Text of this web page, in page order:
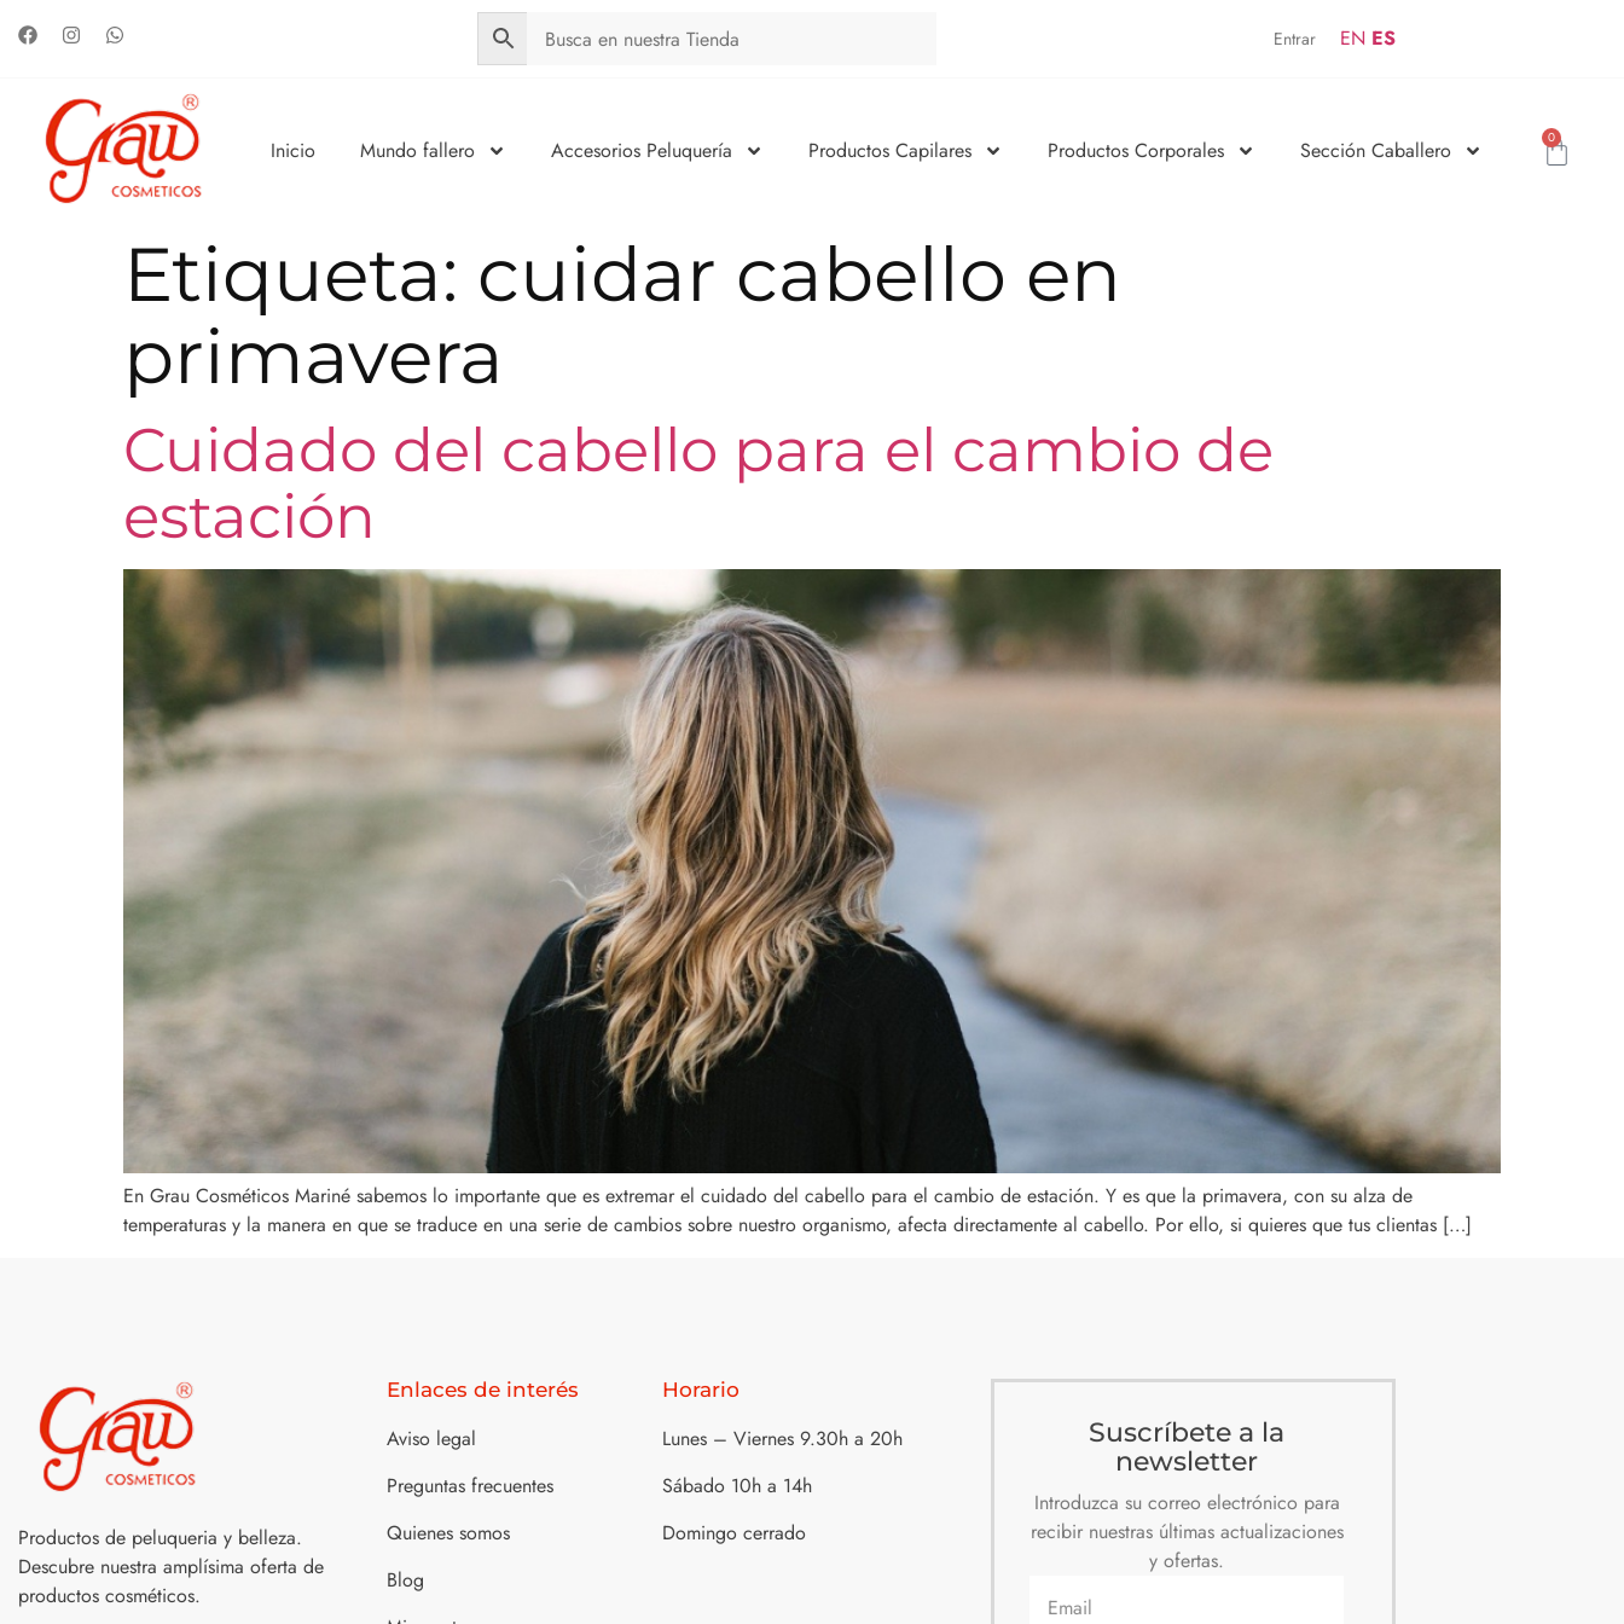
Entrar EN ES
Inicio Mundo fallero Accesorios Peluquería Productos Capilares Productos Corporales Sección Caballero 0
Etiqueta: cuidar cabello en
primavera
Cuidado del cabello para el cambio de
estación
En Grau Cosméticos Mariné sabemos lo importante que es extremar el cuidado del cabello para el cambio de estación. Y es que la primavera, con su alza de
temperaturas y la manera en que se traduce en una serie de cambios sobre nuestro organismo, afecta directamente al cabello. Por ello, si quieres que tus clientas […]
Productos de peluqueria y belleza.
Descubre nuestra amplísima oferta de
productos cosméticos.
Enlaces de interés
Aviso legal
Preguntas frecuentes
Quienes somos
Blog
Horario
Lunes – Viernes 9.30h a 20h
Sábado 10h a 14h
Domingo cerrado
Suscríbete a la
newsletter
Introduzca su correo electrónico para
recibir nuestras últimas actualizaciones
y ofertas.